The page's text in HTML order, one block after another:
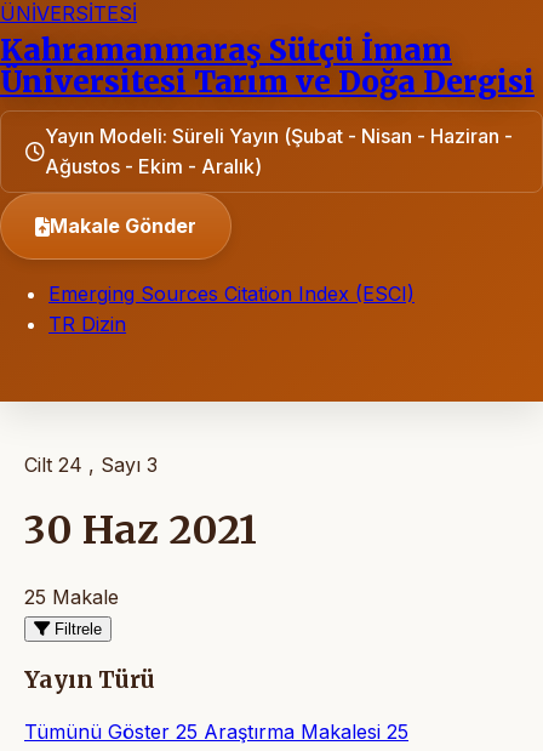
ÜNİVERSİTESİ
Kahramanmaraş Sütçü İmam
Üniversitesi Tarım ve Doğa Dergisi
Yayın Modeli: Süreli Yayın (Şubat - Nisan - Haziran -
Ağustos - Ekim - Aralık)
Makale Gönder
Emerging Sources Citation Index (ESCI)
TR Dizin
Cilt 24 , Sayı 3
30 Haz 2021
25 Makale
Filtrele
Yayın Türü
Tümünü Göster 25 Araştırma Makalesi 25